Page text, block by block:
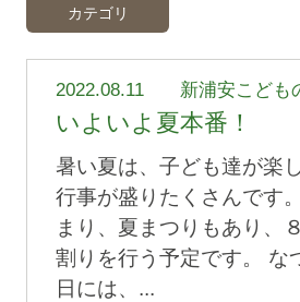
カテゴリ
2022.08.11 新浦安こども
いよいよ夏本番！
暑い夏は、子ども達が楽
行事が盛りたくさんです
まり、夏まつりもあり、
割りを行う予定です。 な
日には、...